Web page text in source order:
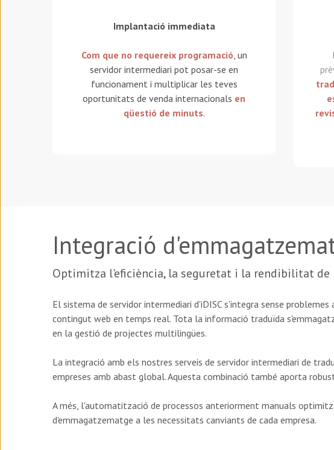
Implantació immediata
Com que no requereix programació , un
servidor intermediari pot posar-se en
funcionament i multiplicar les teves
oportunitats de venda internacionals en
qüestió de minuts.
Integració
Optimitza l'eficiència, la seguretat i la rendibilitat de
El sistema de servidor intermediari d'iDISC s'integra sense
contingut web en temps real. Tota la informació traduïda
en la gestió de projectes multilingües.
La integració amb els nostres serveis de servidor intermediari de
empreses amb abast global. Aquesta combinació també aporta
A més, l'automatització de processos anteriorment manuals
d'emmagatzematge a les necessitats canviants de cada empresa.